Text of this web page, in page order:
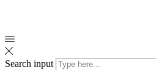
Search input